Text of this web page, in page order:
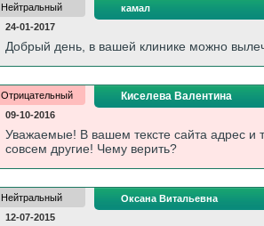
Нейтральный
24-01-2017
камал
Добрый день, в вашей клинике можно
Отрицательный
09-10-2016
Киселева Валентина
Уважаемые! В вашем тексте сайта адрес и
совсем другие! Чему верить?
Нейтральный
12-07-2015
Оксана Витальевна